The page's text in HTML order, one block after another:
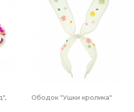
Ободок "Ушки кролика"